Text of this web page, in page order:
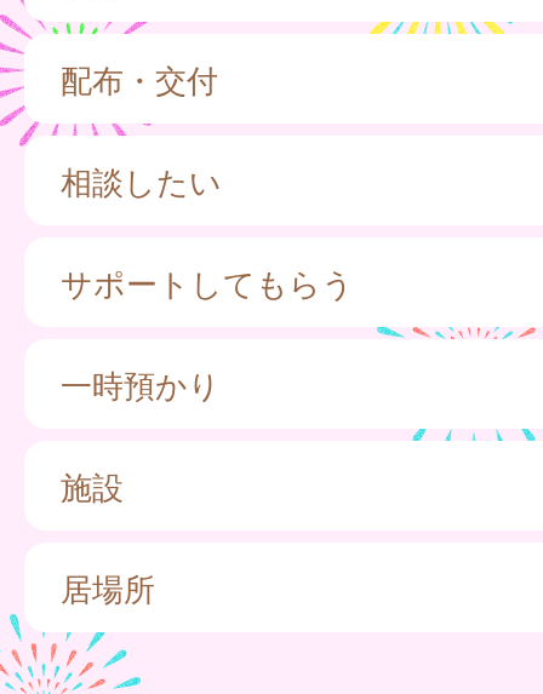
配布・交付
相談したい
サポートしてもらう
一時預かり
施設
居場所